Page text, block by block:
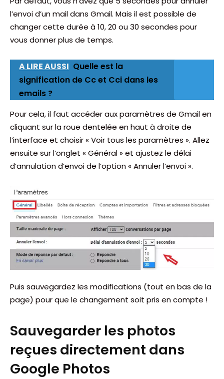
l’envoi d’un mail dans Gmail. Mais il est possible de
changer cette durée à 10, 20 ou 30 secondes pour
vous donner plus de temps.
A LIRE AUSSI Quelle est la
signification de Cc et Cci dans les
emails ?
Pour cela, il faut accéder aux paramètres de Gmail en
cliquant sur la roue dentelée en haut à droite de
l’interface et choisir « Voir tous les paramètres ». Allez
ensuite sur l’onglet « Général » et ajustez le délai
d’annulation d’envoi de l’option « Annuler l’envoi ».
Puis sauvegardez les modifications (tout en bas de la
page) pour que le changement soit pris en compte !
Sauvegarder les photos
reçues directement dans
Google Photos